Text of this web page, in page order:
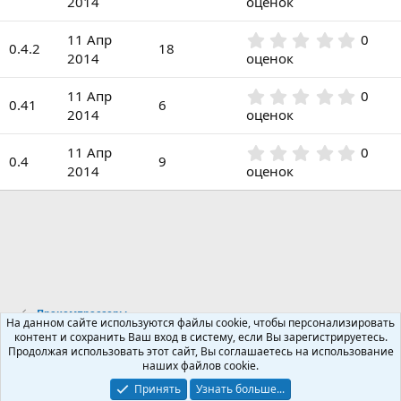
ё
з
0
0
з
ё
з
0.4.2
11 Апр
2014
18 0
0
0
з
ё
з
0
оценок
0.41
11 Апр
2014
6 0
0
0
з
ё
0
оценок
0.4
11 Апр
2014
9 0
0
0
оценок
Прекомпрессоры
Russian (RU)
Условия и правила
Политика конфиденциальности
Помощь
На данном сайте используются файлы cookie, чтобы персонализировать
контент и сохранить Ваш вход в систему, если Вы зарегистрируетесь.
Продолжая использовать этот сайт, Вы соглашаетесь на использование
наших файлов cookie.
Принять
Узнать больше...